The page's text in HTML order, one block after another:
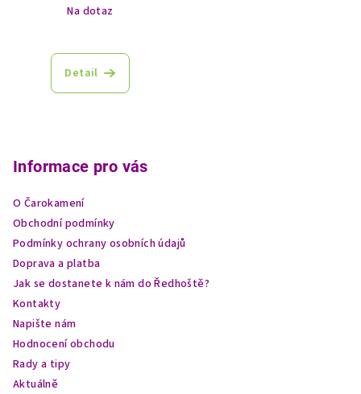
Na dotaz
Detail
Informace pro vás
O Čarokamení
Obchodní podmínky
Podmínky ochrany osobních údajů
Doprava a platba
Jak se dostanete k nám do Ředhoště?
Kontakty
Napište nám
Hodnocení obchodu
Rady a tipy
Aktuálně